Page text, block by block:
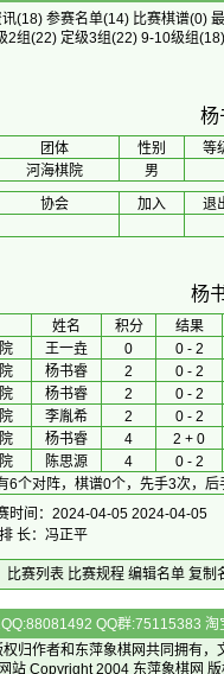
讯(18) 参赛名单(14) 比赛棋谱(0)
2组(22) 定级3组(22) 9-10级组(18)
杨
团体 性别 等
河海棋院 男
协会 加入 退
杨
姓名 积分 结果
王一垚 0 0 - 2
杨书睿 2 0 - 2
杨书睿 2 0 - 2
李胤希 2 0 - 2
杨书睿 4 2 + 0
陈思源 4 0 - 2
6个对阵，棋谱0个，先手3次，
时间：2024-04-05 2024-04-05
长：冯正平
比赛列表 比赛规程 编辑名单 复制
QQ群:75115383
归作者和 东萍象棋网共同拥有，
站 Copyright 2004 东萍象棋网